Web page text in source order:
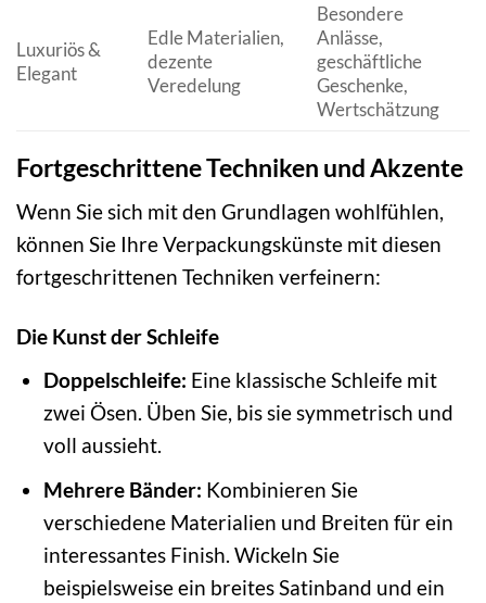
Luxuriös &
Elegant
Edle Materialien,
dezente
Veredelung
Besondere
Anlässe,
geschäftliche
Geschenke,
Wertschätzung
Fortgeschrittene Techniken und Akzente
Wenn Sie sich mit den Grundlagen wohlfühlen,
können Sie Ihre Verpackungskünste mit diesen
fortgeschrittenen Techniken verfeinern:
Die Kunst der Schleife
Doppelschleife: Eine klassische Schleife mit
zwei Ösen. Üben Sie, bis sie symmetrisch und
voll aussieht.
Mehrere Bänder: Kombinieren Sie
verschiedene Materialien und Breiten für ein
interessantes Finish. Wickeln Sie
beispielsweise ein breites Satinband und ein